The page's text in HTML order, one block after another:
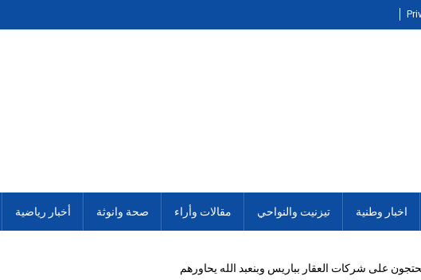
اخبار وطنية تيزنيت والنواحي مقالات وأراء صحة وانوثة أخبار رياضية
على شركات العقار بباريس وبنعبد الله يحاورهم